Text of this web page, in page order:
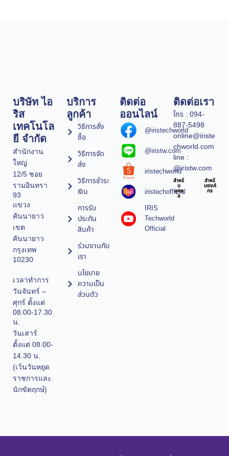
บริษัท ไอ
ริส
เทคโนโล
ยี จำกัด
สำนักงาน
ใหญ่
12/5 ซอย
รามอินทรา
93
แขวง
คันนายาว
เขต
คันนายาว
กรุงเทพ
10230
เวลาทำการ
วันจันทร์ –
ศุกร์ ตั้งแต่
08.00-17.30
น.
วันเสาร์
ตั้งแต่ 08.00-
14.30 น.
(เว้นวันหยุด
ราชการและ
นักขัตฤกษ์)
บริการ
ลูกค้า
วิธีการสั่ง
ซื้อ
วิธีการจัด
ส่ง
วิธีการชำระ
เงิน
การรับ
ประกัน
สินค้า
ร่วมงานกับ
เรา
นโยบาย
ความเป็น
ส่วนตัว
ติดต่อ
ออนไลน์
@iristechworld
@iristw.com
iristechworld
iristechofficial
IRIS
Techworld
Official
ติดต่อเรา
โทร : 094-
887-5498
online@iriste
chworld.com
line :
@iristw.com
สำหรั
บ
บุคค
ล
สำหรั
บองค์
กร